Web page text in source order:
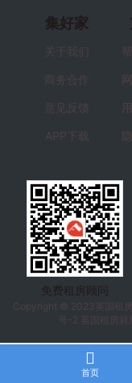
集好家
关于我们
商务合作
意见反馈
APP下载
免费租房顾问
Copyright © 2023 英国租房
号-2 英国租房
首页